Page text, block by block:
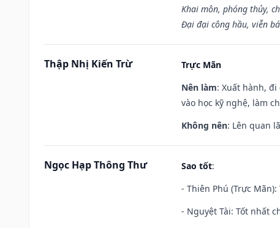
Khai môn, phóng thủy,
Đại đại công hầu, viễn
Thập Nhị Kiến Trừ
Trực Mãn
Nên làm: Xuất hành,
vào học kỹ nghệ, làm
Không nên: Lên quan
Ngọc Hạp Thông Thư Sao tốt:
- Thiên Phú (Trực
- Nguyệt Tài: Tốt nhất